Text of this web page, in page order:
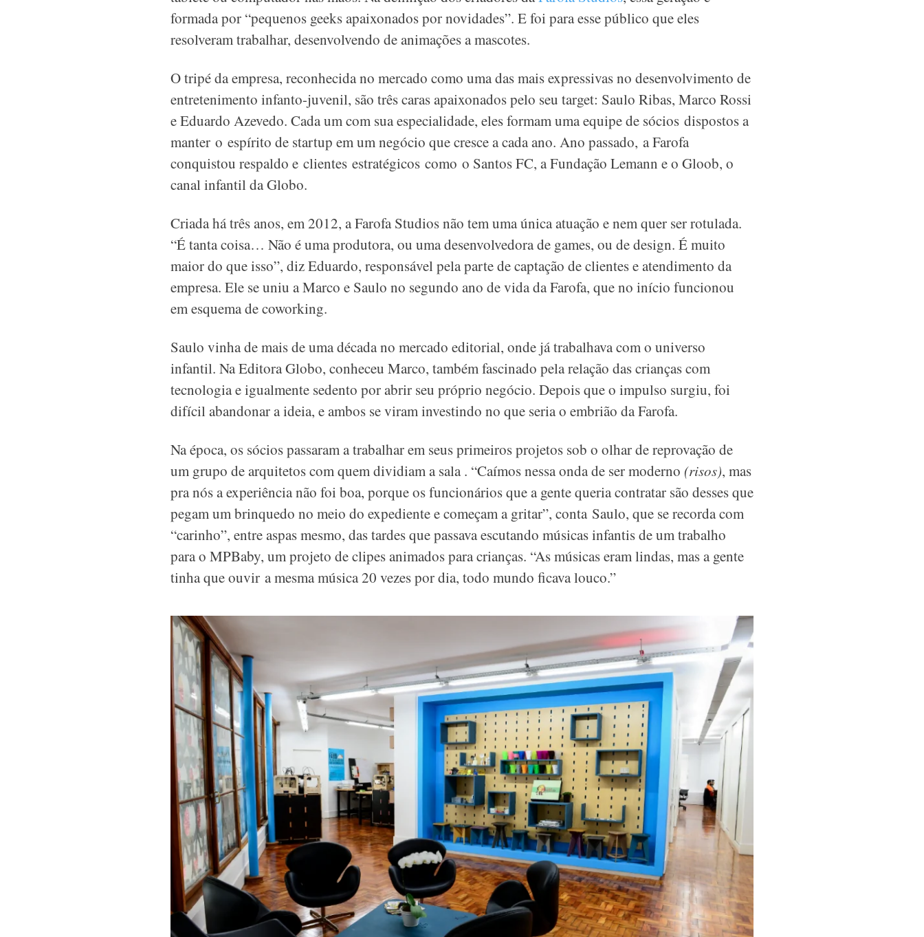
formada por “pequenos geeks apaixonados por novidades”. E foi para esse público que eles
resolveram trabalhar, desenvolvendo de animações a mascotes.
O tripé da empresa, reconhecida no mercado como uma das mais expressivas no desenvolvimento de
entretenimento infanto-juvenil, são três caras apaixonados pelo seu target: Saulo Ribas, Marco Rossi
e Eduardo Azevedo. Cada um com sua especialidade, eles formam uma equipe de sócios dispostos a
manter o espírito de startup em um negócio que cresce a cada ano. Ano passado, a Farofa
conquistou respaldo e clientes estratégicos como o Santos FC, a Fundação Lemann e o Gloob, o
canal infantil da Globo.
Criada há três anos, em 2012, a Farofa Studios não tem uma única atuação e nem quer ser rotulada.
“É tanta coisa… Não é uma produtora, ou uma desenvolvedora de games, ou de design. É muito
maior do que isso”, diz Eduardo, responsável pela parte de captação de clientes e atendimento da
empresa. Ele se uniu a Marco e Saulo no segundo ano de vida da Farofa, que no início funcionou
em esquema de coworking.
Saulo vinha de mais de uma década no mercado editorial, onde já trabalhava com o universo
infantil. Na Editora Globo, conheceu Marco, também fascinado pela relação das crianças com
tecnologia e igualmente sedento por abrir seu próprio negócio. Depois que o impulso surgiu, foi
difícil abandonar a ideia, e ambos se viram investindo no que seria o embrião da Farofa.
Na época, os sócios passaram a trabalhar em seus primeiros projetos sob o olhar de reprovação de
um grupo de arquitetos com quem dividiam a sala . “Caímos nessa onda de ser moderno (risos), mas
pra nós a experiência não foi boa, porque os funcionários que a gente queria contratar são desses que
pegam um brinquedo no meio do expediente e começam a gritar”, conta Saulo, que se recorda com
“carinho”, entre aspas mesmo, das tardes que passava escutando músicas infantis de um trabalho
para o MPBaby, um projeto de clipes animados para crianças. “As músicas eram lindas, mas a gente
tinha que ouvir a mesma música 20 vezes por dia, todo mundo ficava louco.”